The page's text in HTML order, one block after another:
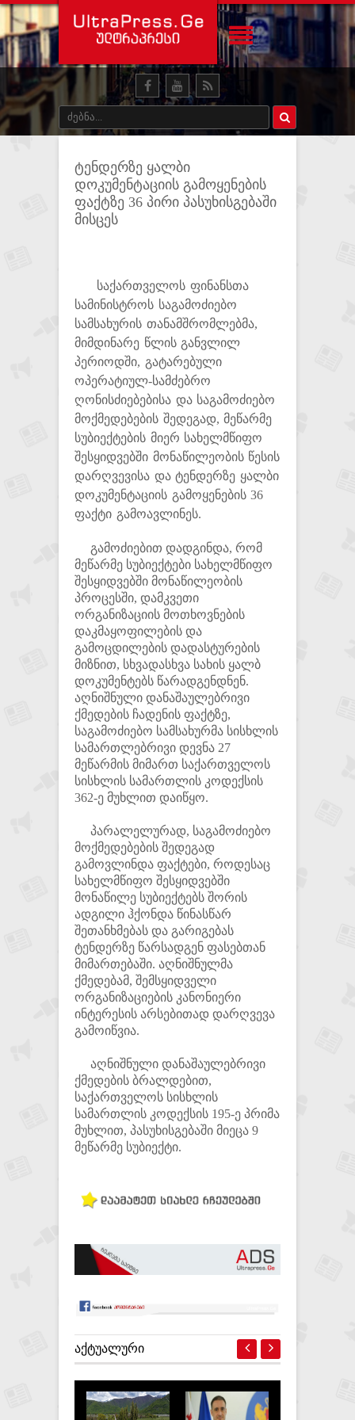
ტენდერზე ყალბი
დოკუმენტაციის გამოყენების
ფაქტზე 36 პირი პასუხისგებაში
მისცეს
საქართველოს ფინანსთა
სამინისტროს საგამოძიებო
სამსახურის თანამშრომლებმა,
მიმდინარე წლის განვლილ
პერიოდში, გატარებული
ოპერატიულ-სამძებრო
ღონისძიებებისა და საგამოძიებო
მოქმედებების შედეგად, მეწარმე
სუბიექტების მიერ სახელმწიფო
შესყიდვებში მონაწილეობის წესის
დარღვევისა და ტენდერზე ყალბი
დოკუმენტაციის გამოყენების 36
ფაქტი გამოავლინეს.
გამოძიებით დადგინდა, რომ
მეწარმე სუბიექტები სახელმწიფო
შესყიდვებში მონაწილეობის
პროცესში, დამკვეთი
ორგანიზაციის მოთხოვნების
დაკმაყოფილების და
გამოცდილების დადასტურების
მიზნით, სხვადასხვა სახის ყალბ
დოკუმენტებს წარადგენდნენ.
აღნიშნული დანაშაულებრივი
ქმედების ჩადენის ფაქტზე,
საგამოძიებო სამსახურმა სისხლის
სამართლებრივი დევნა 27
მეწარმის მიმართ საქართველოს
სისხლის სამართლის კოდექსის
362-ე მუხლით დაიწყო.
პარალელურად, საგამოძიებო
მოქმედებების შედეგად
გამოვლინდა ფაქტები, როდესაც
სახელმწიფო შესყიდვებში
მონაწილე სუბიექტებს შორის
ადგილი ჰქონდა წინასწარ
შეთანხმებას და გარიგებას
ტენდერზე წარსადგენ ფასებთან
მიმართებაში. აღნიშნულმა
ქმედებამ, შემსყიდველი
ორგანიზაციების კანონიერი
ინტერესის არსებითად დარღვევა
გამოიწვია.
აღნიშნული დანაშაულებრივი
ქმედების ბრალდებით,
საქართველოს სისხლის
სამართლის კოდექსის 195-ე პრიმა
მუხლით, პასუხისგებაში მიეცა 9
მეწარმე სუბიექტი.
ᲐᲥᲢᲣᲐᲚᲣᲠᲘ